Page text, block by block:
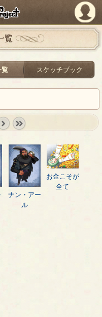
PandoraPartyProject
覧
覧 スケッチブック
ナン・アー
ル
お金こそが
全て